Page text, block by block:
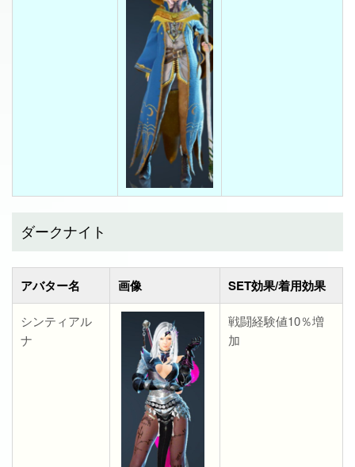
ダークナイト
アバター名 画像 SET効果/着用効果
シンティアル
ナ
戦闘経験値10％増
加